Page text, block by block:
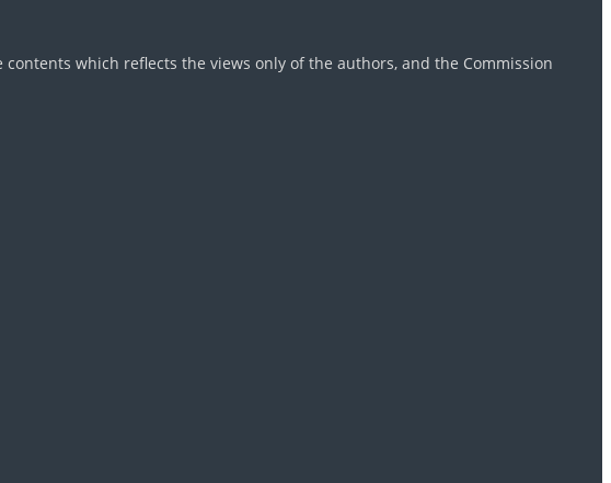
which reflects the views only of the authors, and the Commission